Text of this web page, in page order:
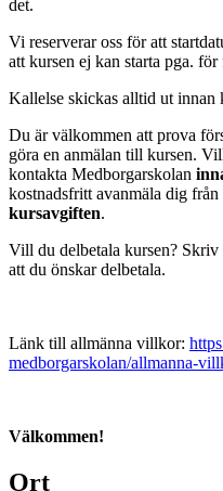
det.
Vi reserverar oss för att
att kursen ej kan starta pga. för
Kallelse skickas alltid ut innan
Du är välkommen att prova
göra en anmälan till kursen.
kontakta Medborgarskolan
kostnadsfritt avanmäla dig från
kursavgiften.
Vill du delbetala kursen?
att du önskar delbetala.
Länk till allmänna villkor:
medborgarskolan/allmanna-
Välkommen!
Ort